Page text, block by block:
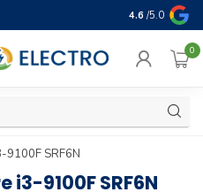
Geld terug
4.6 /5.0
0
SRF6N
i3-9100F SRF6N